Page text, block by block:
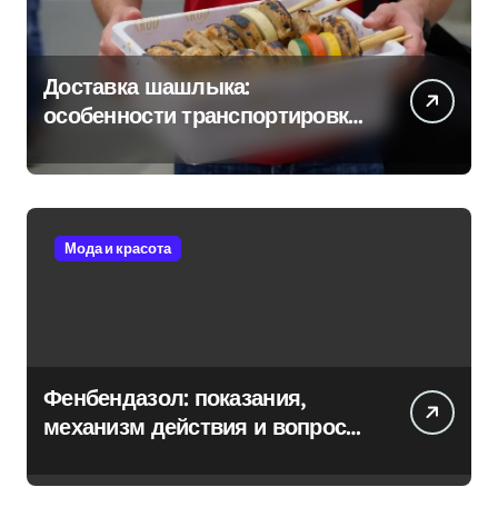
Доставка шашлыка:
особенности транспортировки
и сохранения свежести
Мода и красота
Фенбендазол: показания,
механизм действия и вопросы